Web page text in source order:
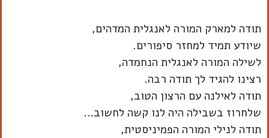
תודה למארק המורה לאנגלית המדהים,
שיודע תמיד למחזר סיפורים.
לשילה המורה לאנגלית הנחמדה,
רצינו להגיד לך תודה רבה.
תודה לאילנה עם הרצון הטוב,
שלחרוז בשבילה היה לנו קשה לחשוב…
תודה לנילי המורה הפמיניסטית,